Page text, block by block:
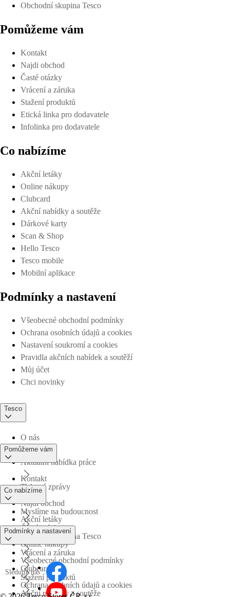
Obchodní skupina Tesco
Pomůžeme vám
Kontakt
Najdi obchod
Časté otázky
Vrácení a záruka
Stažení produktů
Etická linka pro dodavatele
Infolinka pro dodavatele
Co nabízíme
Akční letáky
Online nákupy
Clubcard
Akční nabídky a soutěže
Dárkové karty
Scan & Shop
Hello Tesco
Tesco mobile
Mobilní aplikace
Podmínky a nastavení
Všeobecné obchodní podmínky
Ochrana osobních údajů a cookies
Nastavení soukromí a cookies
Pravidla akčních nabídek a soutěží
Můj účet
Chci novinky
Tesco
O nás
Aktuální nabídka práce
Tiskové zprávy
Myslíme na budoucnost
Obchodní skupina Tesco
Pomůžeme vám
Kontakt
Najdi obchod
Časté otázky
Vrácení a záruka
Stažení produktů
Co nabízíme
Akční letáky
Online nákupy
Clubcard
Akční nabídky a soutěže
Podmínky a nastavení
Všeobecné obchodní podmínky
Ochrana osobních údajů a cookies
Sledujte nás